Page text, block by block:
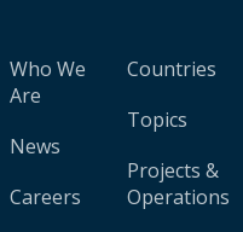
Who We
Are
News
Careers
Countries
Topics
Projects &
Operations